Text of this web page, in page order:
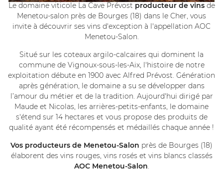
Le domaine viticole La Cave Prévost producteur de vinsde
Menetou-salon près de Bourges (18) dans le Cher, vous
invite à découvrir ses vins d'exception à l'appellation AOC
Menetou-Salon.
Situé sur les coteaux argilo-calcaires qui dominent la
commune de Vignoux-sous-les-Aix, l'histoire de notre
exploitation débute en 1900 avec Alfred Prévost. Génération
après génération, le domaine a su se développer dans
l’amour du métier et de la tradition. Aujourd'hui dirigé par
Maude et Nicolas, les arrières-petits-enfants, le domaine
s'étend sur 14 hectares et vous propose des produits de
qualité ayant été récompensés et médaillés chaque année !
Vos producteurs de Menetou-Salon près de Bourges (18)
élaborent des vins rouges, vins rosés et vins blancs classés
AOC Menetou-Salon.